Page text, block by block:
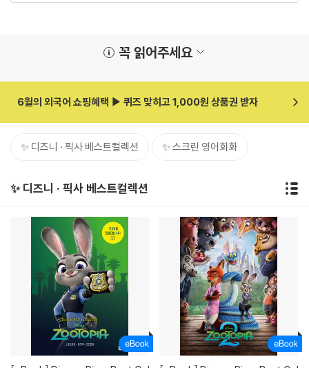
꼭 읽어주세요
6월의 외국어 쇼핑혜택 ▶ 퀴즈 맞히고 1,000원 상품권 받자
✨ 디즈니 · 픽사 베스트컬렉션 ✨ 스크린 영어회화
✨ 디즈니 · 픽사 베스트컬렉션